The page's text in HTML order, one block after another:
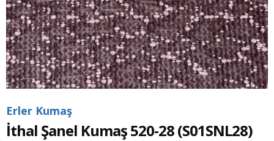
Erler Kumaş
İthal Şanel Kumaş 520-28(S01SNL28)